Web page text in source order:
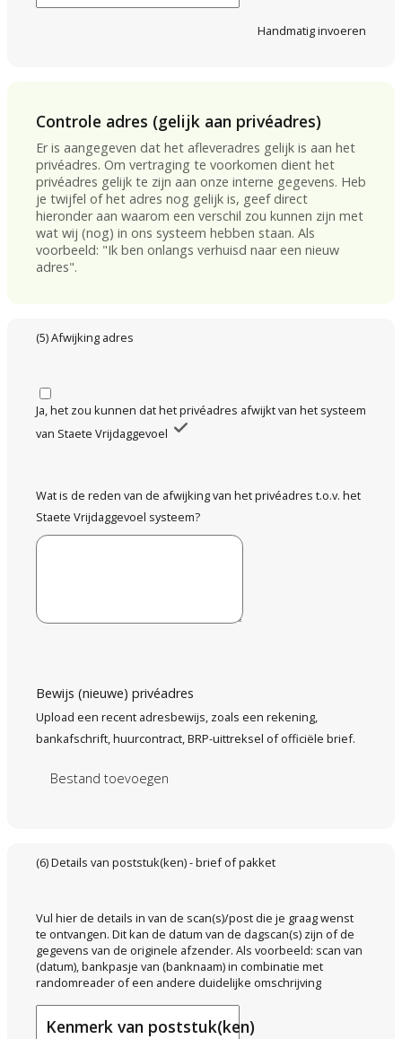
Handmatig invoeren
Controle adres (gelijk aan privéadres)
Er is aangegeven dat het afleveradres gelijk is aan het
privéadres. Om vertraging te voorkomen dient het
privéadres gelijk te zijn aan onze interne gegevens. Heb
je twijfel of het adres nog gelijk is, geef direct
hieronder aan waarom een verschil zou kunnen zijn met
wat wij (nog) in ons systeem hebben staan. Als
voorbeeld: "Ik ben onlangs verhuisd naar een nieuw
adres".
(5) Afwijking adres
Ja, het zou kunnen dat het privéadres afwijkt van het systeem
van Staete Vrijdaggevoel
Wat is de reden van de afwijking van het privéadres t.o.v. het
Staete Vrijdaggevoel systeem?
Bewijs (nieuwe) privéadres
Upload een recent adresbewijs, zoals een rekening,
bankafschrift, huurcontract, BRP-uittreksel of officiële brief.
Bestand toevoegen
(6) Details van poststuk(ken) - brief of pakket
Vul hier de details in van de scan(s)/post die je graag wenst
te ontvangen. Dit kan de datum van de dagscan(s) zijn of de
gegevens van de originele afzender. Als voorbeeld: scan van
(datum), bankpasje van (banknaam) in combinatie met
randomreader of een andere duidelijke omschrijving
Kenmerk van poststuk(ken)